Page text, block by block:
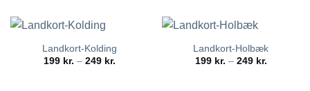
Landkort-Kolding
199 kr. – 249 kr.Prisinterval:
Landkort-Holbæk
199 kr. – 249 kr.